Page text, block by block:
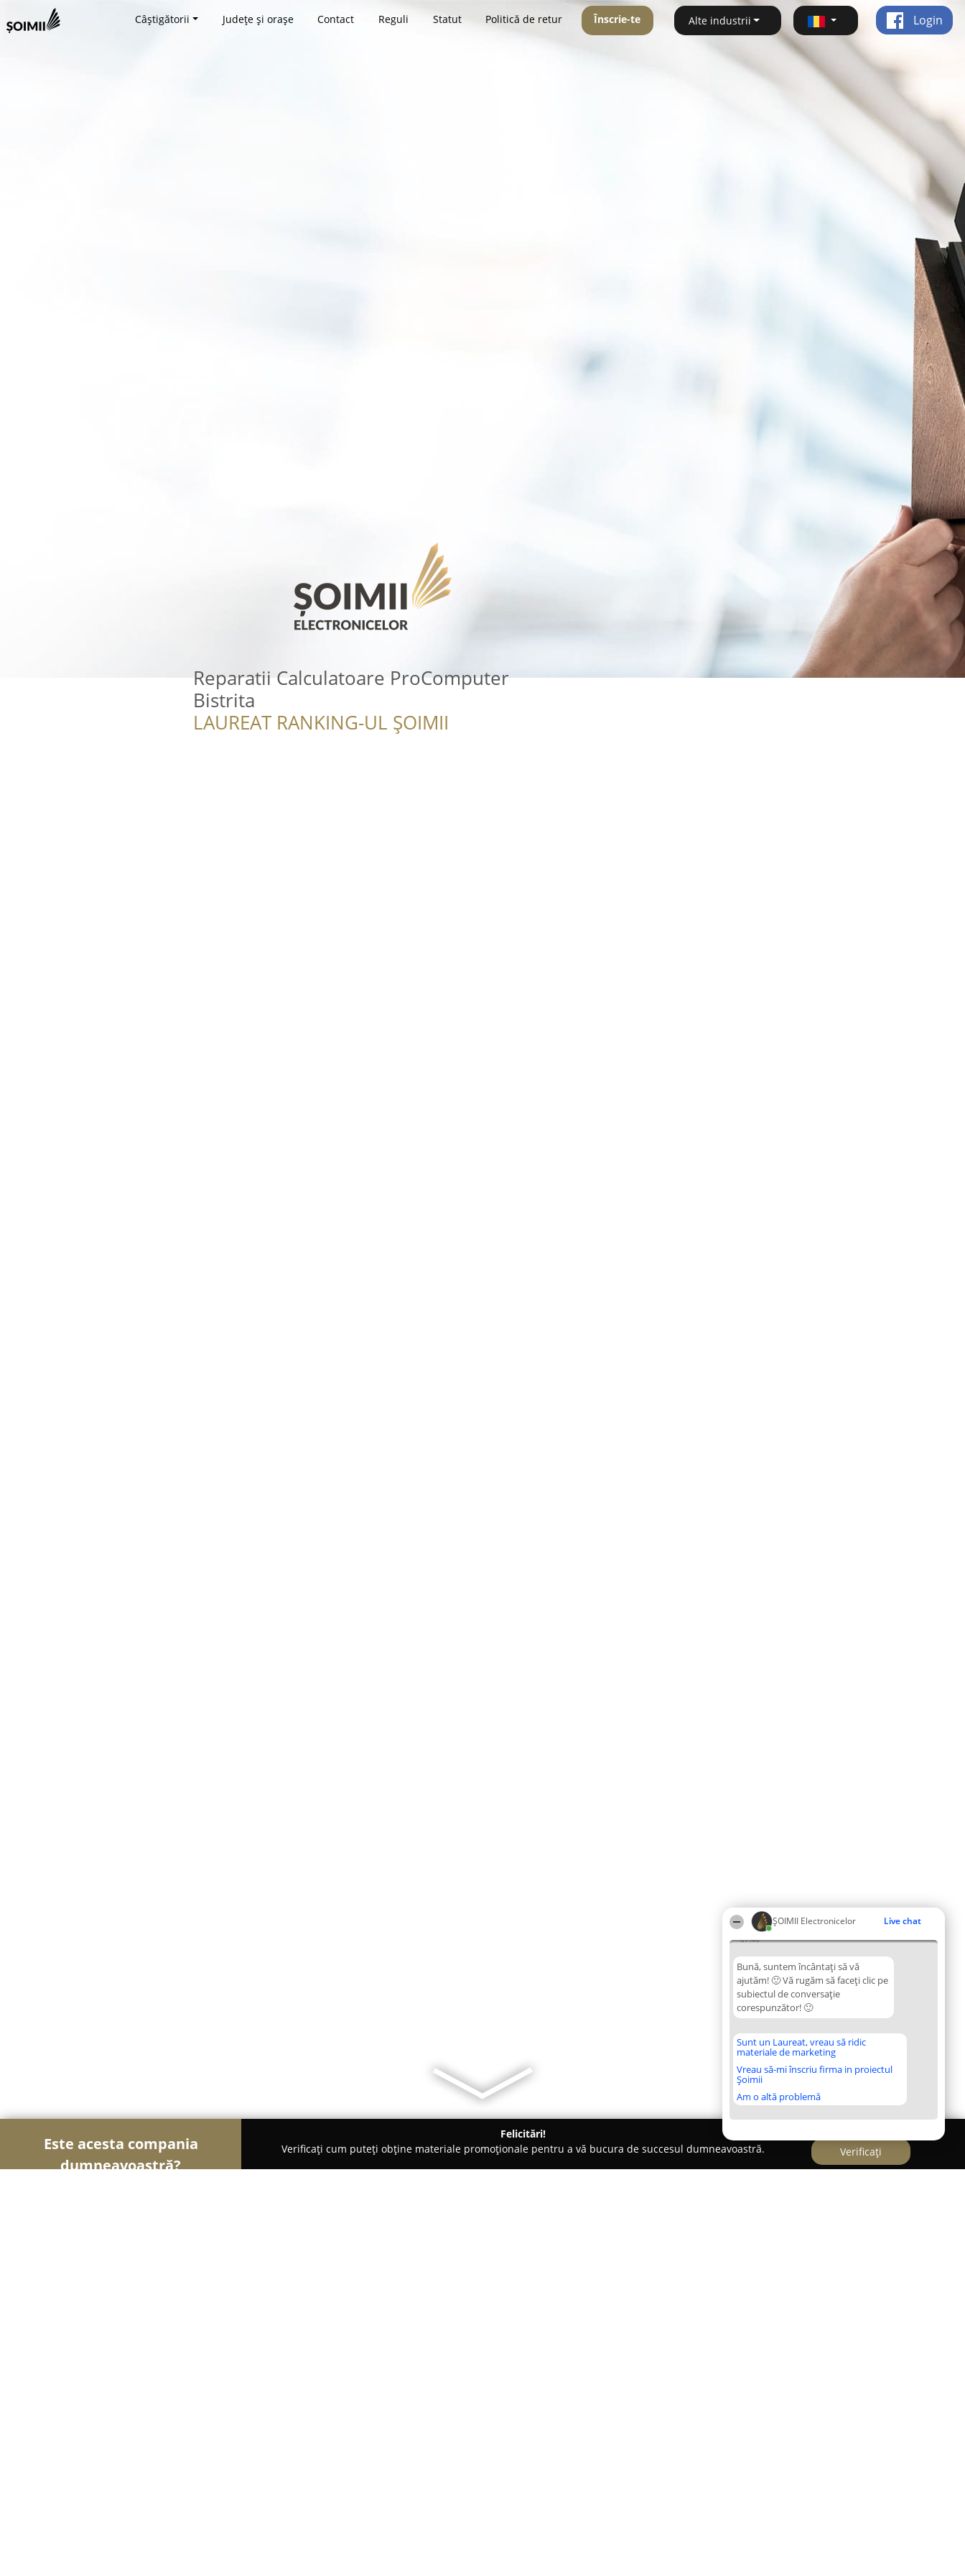
ȘOIMII Electronicelor Live chat
07:46
Bună, suntem încântați să vă
ajutăm! 🙂 Vă rugăm să faceți clic pe
subiectul de conversație
corespunzător! 🙂
Sunt un Laureat, vreau să ridic
materiale de marketing
Vreau să-mi înscriu firma in proiectul
Șoimii
Am o altă problemă
Câștigătorii Județe și orașe Contact Reguli Statut Politică de retur Înscrie-te Alte industrii Login
Reparatii Calculatoare ProComputer
Bistrita
LAUREAT RANKING-UL ȘOIMII
Este acesta compania
dumneavoastră?
Felicitări!
Verificați cum puteți obține materiale promoționale pentru a vă bucura de succesul dumneavoastră.
Verificați